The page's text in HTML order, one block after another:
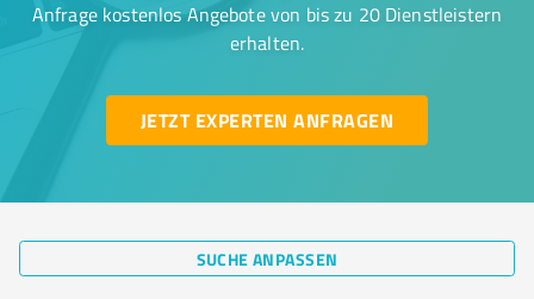
Anfrage kostenlos Angebote von bis zu 20 Dienstleistern
erhalten.
JETZT EXPERTEN ANFRAGEN
SUCHE ANPASSEN